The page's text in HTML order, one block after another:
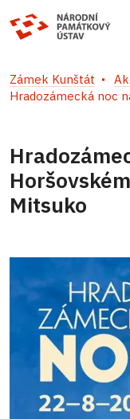
Zámek Kunštát
Hradozámecká noc
Mitsuko